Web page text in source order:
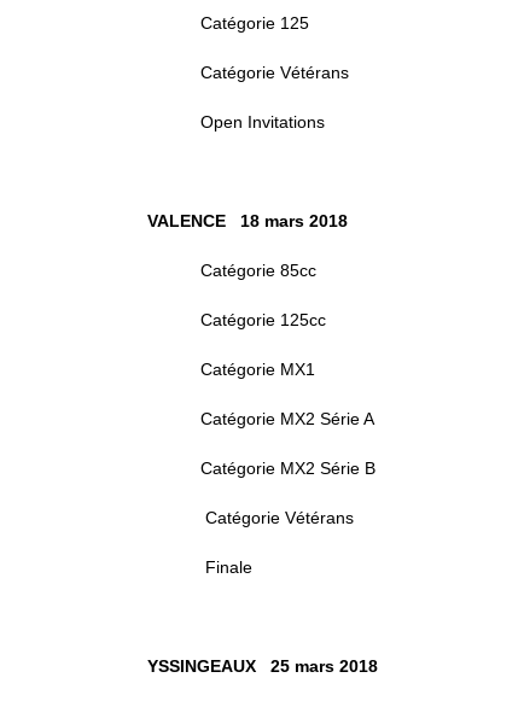
Catégorie 125
Catégorie Vétérans
Open Invitations
VALENCE 18 mars 2018
Catégorie 85cc
Catégorie 125cc
Catégorie MX1
Catégorie MX2 Série A
Catégorie MX2 Série B
Catégorie Vétérans
Finale
YSSINGEAUX 25 mars 2018